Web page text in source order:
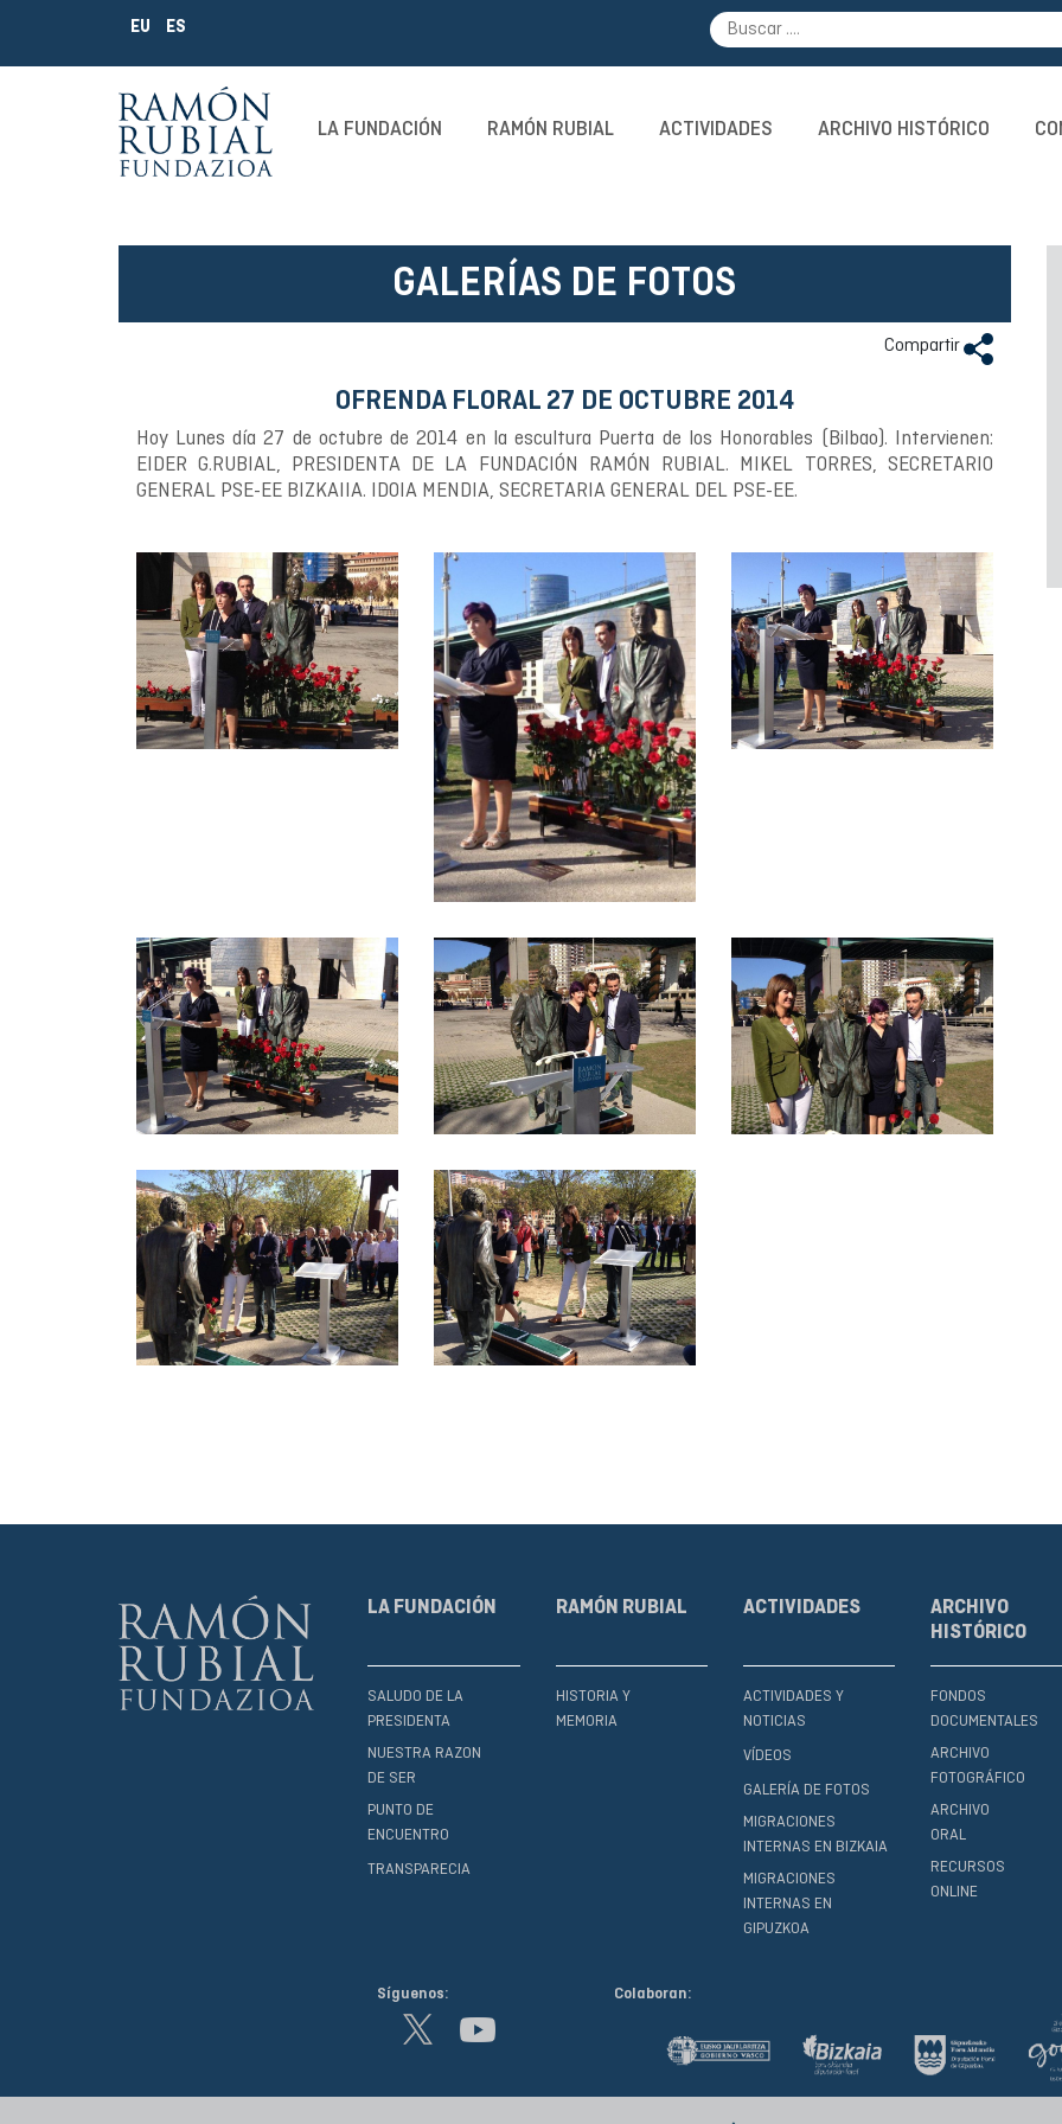
EU ES
LA FUNDACIÓN RAMÓN RUBIAL ACTIVIDADES ARCHIVO HISTÓRICO
GALERÍAS DE FOTOS
Compartir
OFRENDA FLORAL 27 DE OCTUBRE 2014
Hoy Lunes día 27 de octubre de 2014 en la escultura Puerta de los Honorables (Bilbao). Intervienen:
EIDER G.RUBIAL, PRESIDENTA DE LA FUNDACIÓN RAMÓN RUBIAL. MIKEL TORRES, SECRETARIO
GENERAL PSE-EE BIZKAIIA. IDOIA MENDIA, SECRETARIA GENERAL DEL PSE-EE.
LA FUNDACIÓN
SALUDO DE LA
PRESIDENTA
NUESTRA RAZON
DE SER
PUNTO DE
ENCUENTRO
TRANSPARECIA
RAMÓN RUBIAL
HISTORIA Y
MEMORIA
ACTIVIDADES
ACTIVIDADES Y
NOTICIAS
VÍDEOS
GALERÍA DE FOTOS
MIGRACIONES
INTERNAS EN BIZKAIA
MIGRACIONES
INTERNAS EN
GIPUZKOA
ARCHIVO
HISTÓRICO
FONDOS
DOCUMENTALES
ARCHIVO
FOTOGRÁFICO
ARCHIVO
ORAL
RECURSOS
ONLINE
Síguenos: Colaboran: